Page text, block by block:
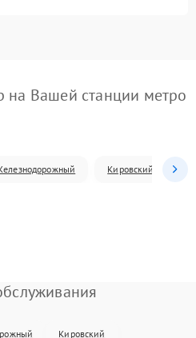
на Вашей станции метро
Кировский
Кировский